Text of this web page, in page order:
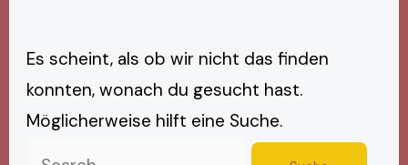
Es scheint, als ob wir nicht das finden
konnten, wonach du gesucht hast.
Möglicherweise hilft eine Suche.